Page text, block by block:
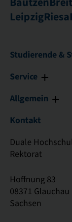
LeipzigRiesa
Studierende &
Service
Allgemein
Kontakt
Duale
Rektorat
Hoffnung 83
08371 Glauchau
Sachsen